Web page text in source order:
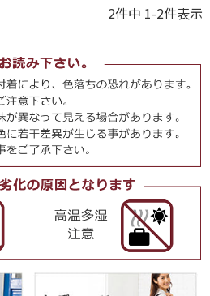
2件中 1-2件表示